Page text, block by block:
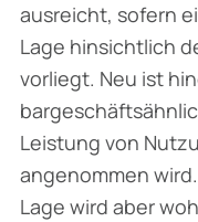
ausreicht, sofern
Lage hinsichtlich
vorliegt. Neu ist
Leistung von
angenommen
Lage wird aber